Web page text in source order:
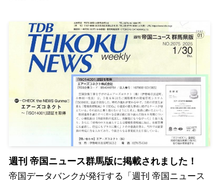
週刊 帝国ニュース群馬版に掲載されました！
帝国データバンクが発行する「週刊 帝国ニュース